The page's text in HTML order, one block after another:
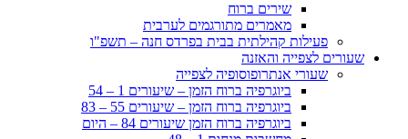
שירים ברוח
מאמרים מתורגמים לערבית
פעילות קהילתית בבית בפרדס חנה – תשפ"ו
שעורים לצפייה והאזנה
שעורי אנתרופוסופיה לצפייה
ביוגרפיה ברוח הזמן – שיעורים 1 – 54
ביוגרפיה ברוח הזמן – שיעורים 55 – 83
ביוגרפיה ברוח הזמן שיעורים 84 – היום